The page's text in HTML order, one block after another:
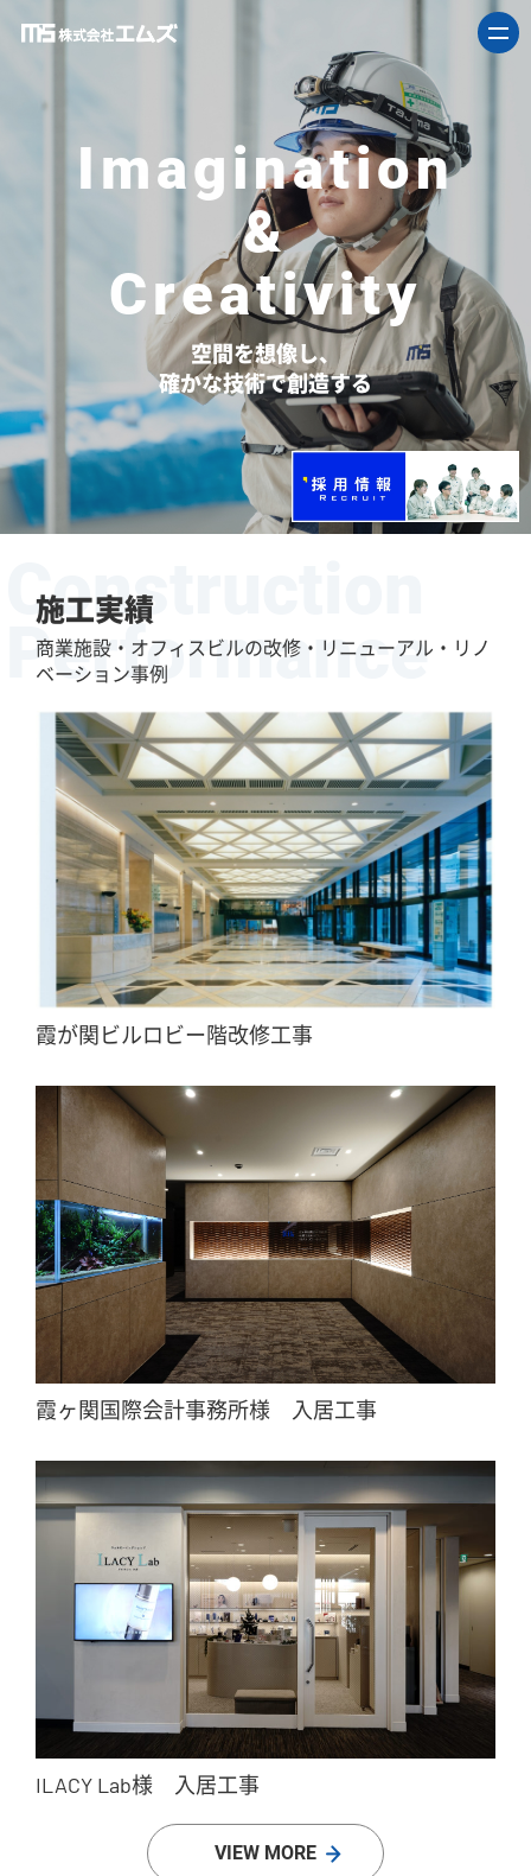
Imagination
&
Creativity
空間を想像し、
確かな技術で創造する
Construction
Performance
施工実績
商業施設・オフィスビルの改修・リニューアル・リノ
ベーション事例
霞が関ビルロビー階改修工事
霞ヶ関国際会計事務所様 入居工事
ILACY Lab様 入居工事
VIEW MORE